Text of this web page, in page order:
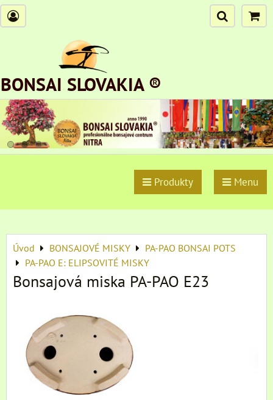
BONSAI SLOVAKIA ®
Produkty Menu
Úvod BONSAJOVÉ MISKY
PA-PAO BONSAI POTS
PA-PAO E: ELIPSOVITÉ MISKY
Bonsajová miska PA-PAO E23